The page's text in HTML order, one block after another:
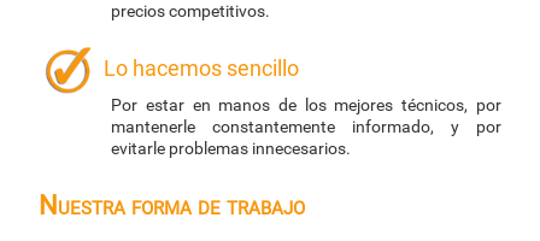
precios competitivos.
Lo hacemos sencillo
Por estar en manos de los mejores técnicos, por
mantenerle constantemente informado, y por
evitarle problemas innecesarios.
Nuestra forma de trabajo